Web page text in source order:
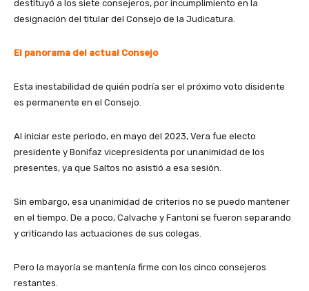
destituyó a los siete consejeros, por incumplimiento en la
designación del titular del Consejo de la Judicatura.
El panorama del actual Consejo
Esta inestabilidad de quién podría ser el próximo voto disidente
es permanente en el Consejo.
Al iniciar este periodo, en mayo del 2023, Vera fue electo
presidente y Bonifaz vicepresidenta por unanimidad de los
presentes, ya que Saltos no asistió a esa sesión.
Sin embargo, esa unanimidad de criterios no se puedo mantener
en el tiempo. De a poco, Calvache y Fantoni se fueron separando
y criticando las actuaciones de sus colegas.
Pero la mayoría se mantenía firme con los cinco consejeros
restantes.